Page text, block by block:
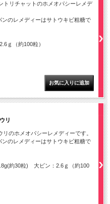
トリチャットのホメオパシーレメデ
ンのレメディーはサトウキビ粗糖で
ｇ（約100粒）
リ
リのホメオパシーレメディーです。
ンのレメディーはサトウキビ粗糖で
約30粒) 大ビン：2.6ｇ（約100